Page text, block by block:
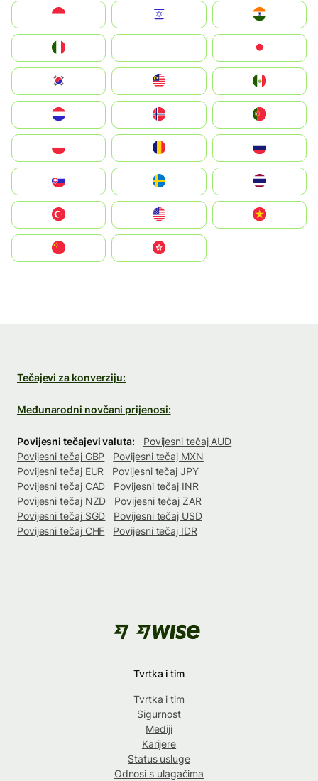
South Korea
United States
中國香港特別行政區
Tečajevi za konverziju:
Međunarodni novčani prijenosi:
Povijesni tečajevi valuta:
Povijesni tečaj AUD
Povijesni tečaj GBP
Povijesni tečaj MXN
Povijesni tečaj EUR
Povijesni tečaj JPY
Povijesni tečaj CAD
Povijesni tečaj INR
Povijesni tečaj NZD
Povijesni tečaj ZAR
Povijesni tečaj SGD
Povijesni tečaj USD
Povijesni tečaj CHF
Povijesni tečaj IDR
Tvrtka i tim
Tvrtka i tim
Sigurnost
Mediji
Karijere
Status usluge
Odnosi s ulagačima